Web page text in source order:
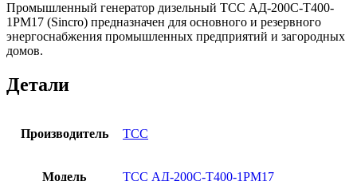
Промышленный генератор дизельный ТСС АД-200С-Т400-
1РМ17 (Sincro) предназначен для основного и резервного
энергоснабжения промышленных предприятий и загородных
домов.
Детали
Производитель ТСС
Модель ТСС АД-200С-Т400-1РМ17